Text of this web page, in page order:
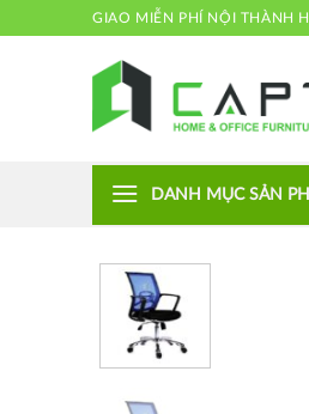
GIAO MIỄN PHÍ NỘI THÀNH
DANH MỤC SẢN